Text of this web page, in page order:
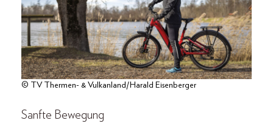
© TV Thermen- & Vulkanland/Harald Eisenberger
Sanfte Bewegung